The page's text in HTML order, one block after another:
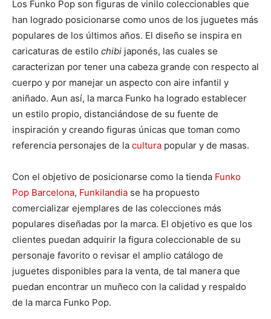
Los Funko Pop son figuras de vinilo coleccionables que
han logrado posicionarse como unos de los juguetes más
populares de los últimos años. El diseño se inspira en
caricaturas de estilo chibi japonés, las cuales se
caracterizan por tener una cabeza grande con respecto al
cuerpo y por manejar un aspecto con aire infantil y
aniñado. Aun así, la marca Funko ha logrado establecer
un estilo propio, distanciándose de su fuente de
inspiración y creando figuras únicas que toman como
referencia personajes de la cultura popular y de masas.
Con el objetivo de posicionarse como la tienda Funko
Pop Barcelona, Funkilandia se ha propuesto
comercializar ejemplares de las colecciones más
populares diseñadas por la marca. El objetivo es que los
clientes puedan adquirir la figura coleccionable de su
personaje favorito o revisar el amplio catálogo de
juguetes disponibles para la venta, de tal manera que
puedan encontrar un muñeco con la calidad y respaldo
de la marca Funko Pop.